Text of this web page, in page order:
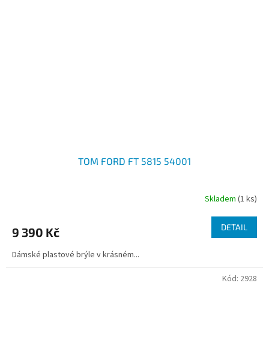
TOM FORD FT 5815 54001
Skladem (1 ks)
9 390 Kč DETAIL
Dámské plastové brýle v krásném...
Kód: 2928